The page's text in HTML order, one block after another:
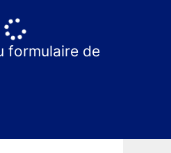
formulaire de